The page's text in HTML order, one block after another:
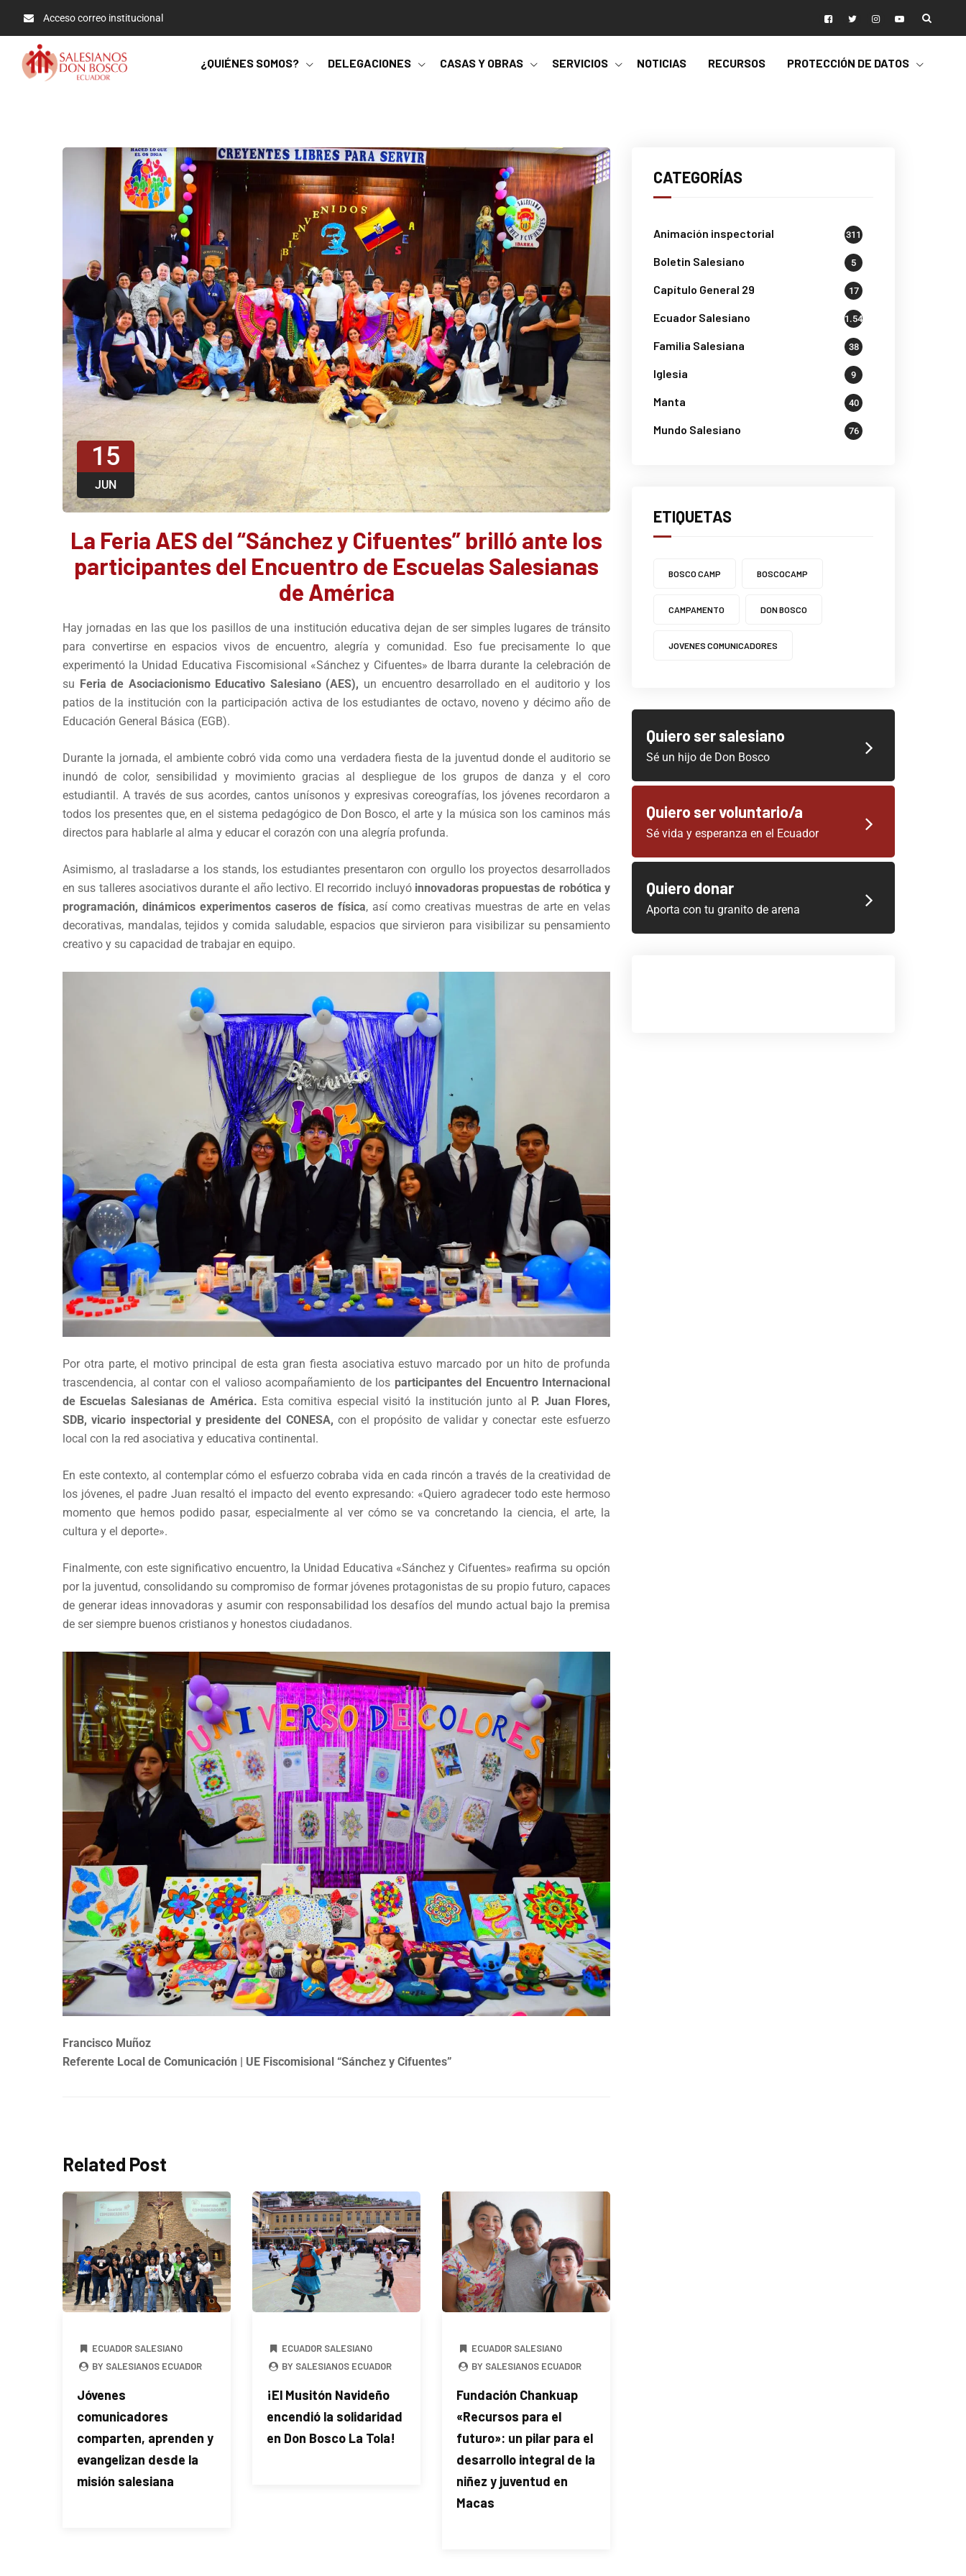
Acceso correo institucional
¿QUIÉNES SOMOS? DELEGACIONES CASAS Y OBRAS SERVICIOS NOTICIAS RECURSOS PROTECCIÓN DE DATOS
15
JUN
La Feria AES del “Sánchez y Cifuentes” brilló ante los
participantes del Encuentro de Escuelas Salesianas
de América
Hay jornadas en las que los pasillos de una institución educativa dejan de ser simples lugares de tránsito
para convertirse en espacios vivos de encuentro, alegría y comunidad. Eso fue precisamente lo que
experimentó la Unidad Educativa Fiscomisional «Sánchez y Cifuentes» de Ibarra durante la celebración de
su Feria de Asociacionismo Educativo Salesiano (AES), un encuentro desarrollado en el auditorio y los
patios de la institución con la participación activa de los estudiantes de octavo, noveno y décimo año de
Educación General Básica (EGB).
Durante la jornada, el ambiente cobró vida como una verdadera fiesta de la juventud donde el auditorio se
inundó de color, sensibilidad y movimiento gracias al despliegue de los grupos de danza y el coro
estudiantil. A través de sus acordes, cantos unísonos y expresivas coreografías, los jóvenes recordaron a
todos los presentes que, en el sistema pedagógico de Don Bosco, el arte y la música son los caminos más
directos para hablarle al alma y educar el corazón con una alegría profunda.
Asimismo, al trasladarse a los stands, los estudiantes presentaron con orgullo los proyectos desarrollados
en sus talleres asociativos durante el año lectivo. El recorrido incluyó innovadoras propuestas de robótica y
programación, dinámicos experimentos caseros de física, así como creativas muestras de arte en velas
decorativas, mandalas, tejidos y comida saludable, espacios que sirvieron para visibilizar su pensamiento
creativo y su capacidad de trabajar en equipo.
Por otra parte, el motivo principal de esta gran fiesta asociativa estuvo marcado por un hito de profunda
trascendencia, al contar con el valioso acompañamiento de los participantes del Encuentro Internacional
de Escuelas Salesianas de América. Esta comitiva especial visitó la institución junto al P. Juan Flores,
SDB, vicario inspectorial y presidente del CONESA, con el propósito de validar y conectar este esfuerzo
local con la red asociativa y educativa continental.
En este contexto, al contemplar cómo el esfuerzo cobraba vida en cada rincón a través de la creatividad de
los jóvenes, el padre Juan resaltó el impacto del evento expresando: «Quiero agradecer todo este hermoso
momento que hemos podido pasar, especialmente al ver cómo se va concretando la ciencia, el arte, la
cultura y el deporte».
Finalmente, con este significativo encuentro, la Unidad Educativa «Sánchez y Cifuentes» reafirma su opción
por la juventud, consolidando su compromiso de formar jóvenes protagonistas de su propio futuro, capaces
de generar ideas innovadoras y asumir con responsabilidad los desafíos del mundo actual bajo la premisa
de ser siempre buenos cristianos y honestos ciudadanos.
Francisco Muñoz
Referente Local de Comunicación | UE Fiscomisional “Sánchez y Cifuentes”
Related Post
ECUADOR SALESIANO
BY SALESIANOS ECUADOR
Jóvenes
comunicadores
comparten, aprenden y
evangelizan desde la
misión salesiana
ECUADOR SALESIANO
BY SALESIANOS ECUADOR
¡El Musitón Navideño
encendió la solidaridad
en Don Bosco La Tola!
ECUADOR SALESIANO
BY SALESIANOS ECUADOR
Fundación Chankuap
«Recursos para el
futuro»: un pilar para el
desarrollo integral de la
niñez y juventud en
Macas
CATEGORÍAS
Animación inspectorial 311
Boletin Salesiano 5
Capítulo General 29 17
Ecuador Salesiano 1.541
Familia Salesiana 38
Iglesia 9
Manta 40
Mundo Salesiano 76
ETIQUETAS
BOSCO CAMP BOSCOCAMP
CAMPAMENTO DON BOSCO
JOVENES COMUNICADORES
Quiero ser salesiano
Sé un hijo de Don Bosco
Quiero ser voluntario/a
Sé vida y esperanza en el Ecuador
Quiero donar
Aporta con tu granito de arena